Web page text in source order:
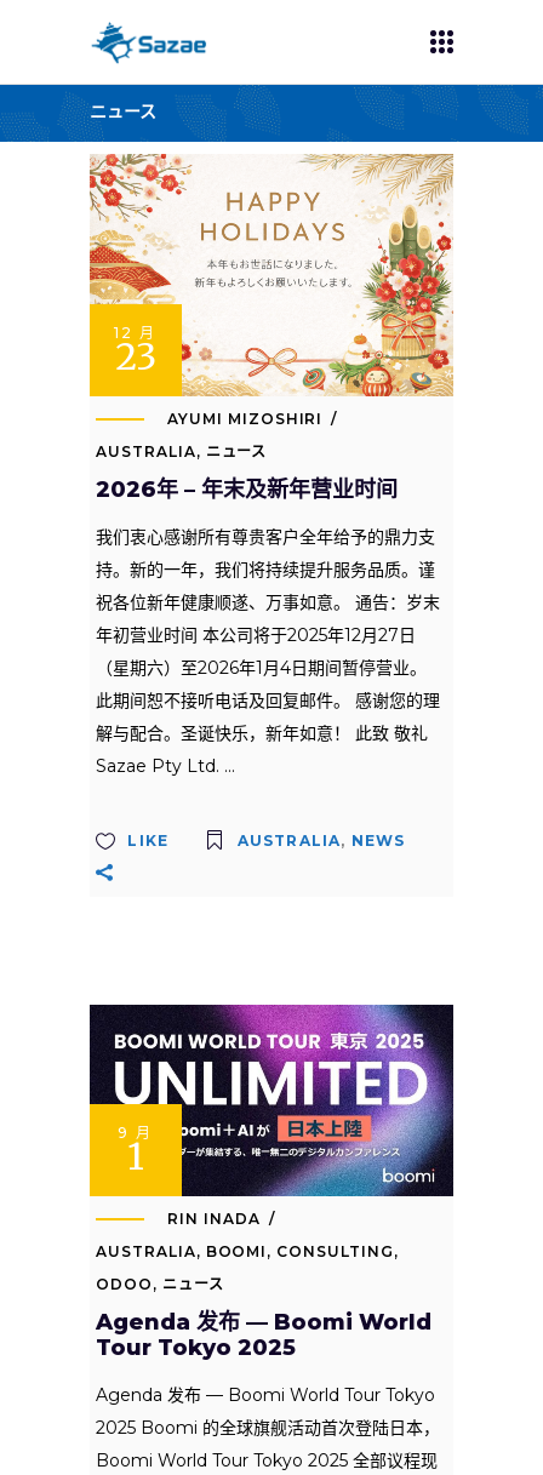
ニュース
12 月
23
AYUMI MIZOSHIRI
AUSTRALIA, ニュース
2026年 – 年末及新年营业时间
我们衷心感谢所有尊贵客户全年给予的鼎力支
持。新的一年，我们将持续提升服务品质。谨
祝各位新年健康顺遂、万事如意。 通告：岁末
年初营业时间 本公司将于2025年12月27日
（星期六）至2026年1月4日期间暂停营业。
此期间恕不接听电话及回复邮件。 感谢您的理
解与配合。圣诞快乐，新年如意！ 此致 敬礼
Sazae Pty Ltd.
LIKE AUSTRALIA, NEWS
9 月
1
RIN INADA
AUSTRALIA, BOOMI , CONSULTING ,
ODOO , ニュース
Agenda 发布 — Boomi World
Tour Tokyo 2025
Agenda 发布 — Boomi World Tour Tokyo
2025 Boomi 的全球旗舰活动首次登陆日本，
Boomi World Tour Tokyo 2025 全部议程现